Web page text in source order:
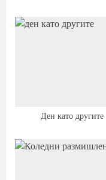
Ден като другите